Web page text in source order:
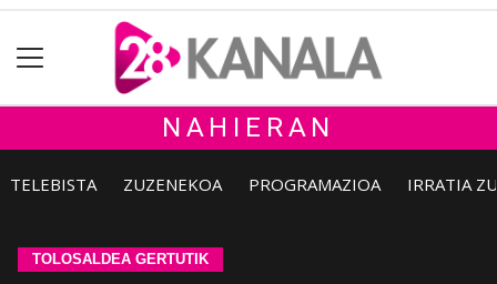
NAHIERAN
TELEBISTA ZUZENEKOA PROGRAMAZIOA IRRATIA
TOLOSALDEA GERTUTIK